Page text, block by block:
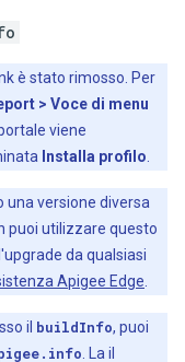
è stato rimosso. Per
> Voce di menu
viene
Installa profilo
una versione diversa
puoi utilizzare questo
da qualsiasi
Apigee Edge
il buildInfo, puoi
. La il